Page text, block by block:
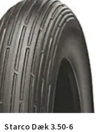
Starco Dæk 3.50-6